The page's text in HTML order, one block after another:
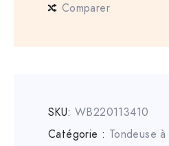
Comparer
SKU: WB220113410
Catégorie : Tondeuse